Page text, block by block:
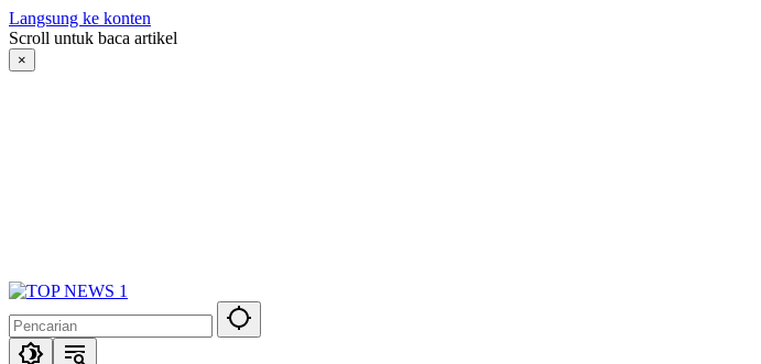
Langsung ke konten
Scroll untuk baca artikel
×